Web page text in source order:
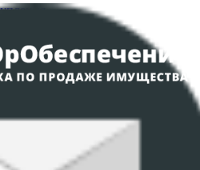
и проведения торгов
обработки персональных
ОБРАБОТКИ COOKIE-